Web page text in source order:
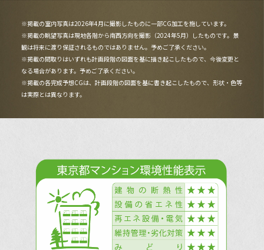
※掲載の室内写真は2026年4月に撮影したものに一部CG加工を施しています。
※掲載の眺望写真は現地各階から南西方向を撮影（2024年5月）したものです。景
観は将来に渡り保証されるものではありません。予めご了承ください。
※掲載の間取りはいずれも計画段階の図面を基に描き起こしたもので、今後変更と
なる場合があります。予めご了承ください。
※掲載の各完成予想CGは、計画段階の図面を基に書き起こしたもので、形状・色等
は実際とは異なります。